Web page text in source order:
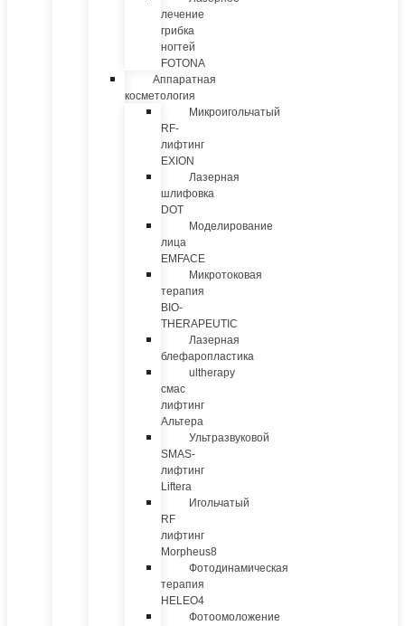
лечение
грибка
ногтей
FOTONA
Аппаратная
косметология
Микроигольчатый
RF-
лифтинг
EXION
Лазерная
шлифовка
DOT
Моделирование
лица
EMFACE
Микротоковая
терапия
BIO-
THERAPEUTIC
Лазерная
блефаропластика
ultherapy
смас
лифтинг
Альтера
Ультразвуковой
SMAS-
лифтинг
Liftera
Игольчатый
RF
лифтинг
Morpheus8
Фотодинамическая
терапия
HELEO4
Фотоомоложение